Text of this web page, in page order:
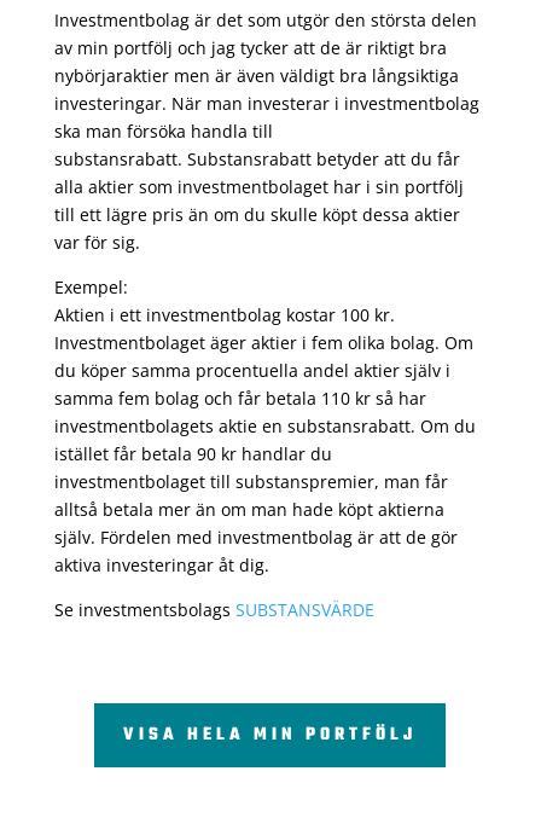
Investmentbolag är det som utgör den största delen
av min portfölj och jag tycker att de är riktigt bra
nybörjaraktier men är även väldigt bra långsiktiga
investeringar. När man investerar i investmentbolag
ska man försöka handla till
substansrabatt. Substansrabatt betyder att du får
alla aktier som investmentbolaget har i sin portfölj
till ett lägre pris än om du skulle köpt dessa aktier
var för sig.
Exempel:
Aktien i ett investmentbolag kostar 100 kr.
Investmentbolaget äger aktier i fem olika bolag. Om
du köper samma procentuella andel aktier själv i
samma fem bolag och får betala 110 kr så har
investmentbolagets aktie en substansrabatt. Om du
istället får betala 90 kr handlar du
investmentbolaget till substanspremier, man får
alltså betala mer än om man hade köpt aktierna
själv. Fördelen med investmentbolag är att de gör
aktiva investeringar åt dig.
Se investmentsbolags SUBSTANSVÄRDE
VISA HELA MIN PORTFÖLJ